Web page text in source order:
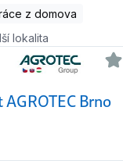
z domova
lokalita
Brno